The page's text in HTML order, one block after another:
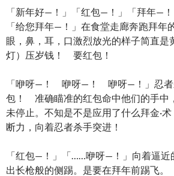
「新年好—！」「红包—！」「拜年—
「给您拜年—！」在食堂走廊奔跑拜
眼，鼻，耳，口激烈放光的样子简直
灯）压岁钱！ 要红包！
「咿呀—！ 咿呀—！ 咿呀—！」忍者
包！ 准确瞄准的红包命中他们的手中
未停止。不知是不是应用了什么拜金·
断力，向着忍者杀手突进！
「红包—！」「……咿呀—！」向着逼近
出长枪般的侧踢。是要在拜年前踢飞。